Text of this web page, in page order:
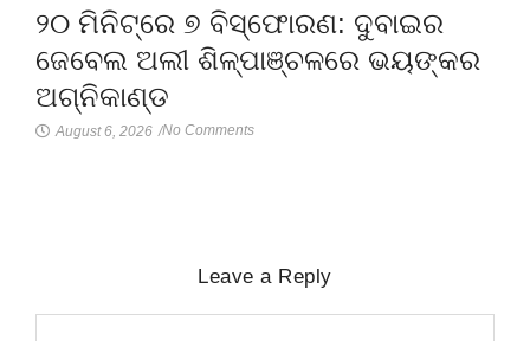
୨୦ ମିନିଟ୍‌ରେ ୭ ବିସ୍ଫୋରଣ: ଦୁବାଇର
ଜେବେଲ ଅଲୀ ଶିଳ୍ପାଞ୍ଚଳରେ ଭୟଙ୍କର
ଅଗ୍ନିକାଣ୍ଡ
August 6, 2026 /No Comments
Leave a Reply